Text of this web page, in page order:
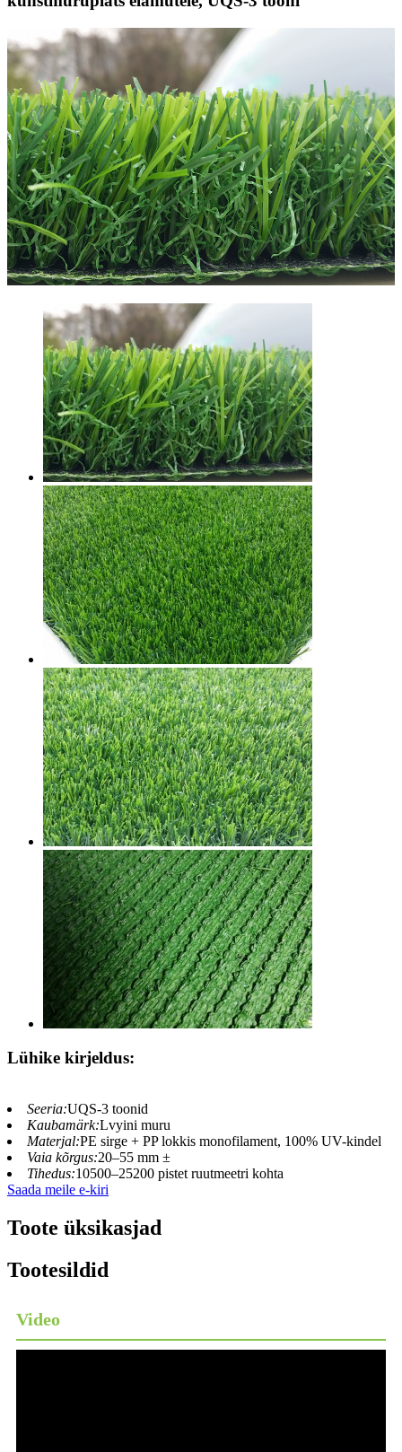
Lühike kirjeldus:
Seeria:UQS-3 toonid
Kaubamärk:Lvyini muru
Materjal:PE sirge + PP lokkis monofilament, 100% UV-kindel
Vaia kõrgus:20–55 mm ±
Tihedus:10500–25200 pistet ruutmeetri kohta
Saada meile e-kiri
Toote üksikasjad
Tootesildid
Video